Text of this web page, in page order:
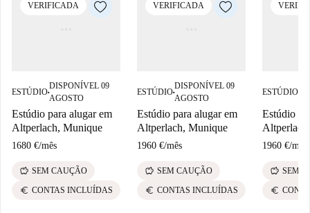
VERIFICADA
ESTÚDIO■
DISPONÍVEL 09
AGOSTO
Estúdio para alugar em
Altperlach, Munique
1680 €/mês
savings SEM CAUÇÃO
euro CONTAS INCLUÍDAS
VERIFICADA
ESTÚDIO■
DISPONÍVEL 09
AGOSTO
Estúdio para alugar em
Altperlach, Munique
1960 €/mês
savings SEM CAUÇÃO
euro CONTAS INCLUÍDAS
ESTÚDIO
Estúdio
1960 €/mês
savings SEM
euro